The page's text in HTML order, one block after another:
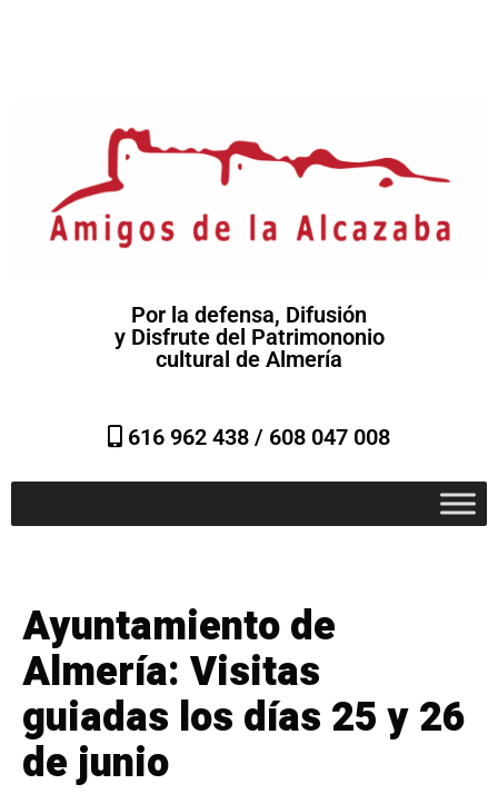
Por la defensa, Difusión
y Disfrute del Patrimononio
cultural de Almería
616 962 438 / 608 047 008
Ayuntamiento de
Almería: Visitas
guiadas los días 25 y 26
de junio